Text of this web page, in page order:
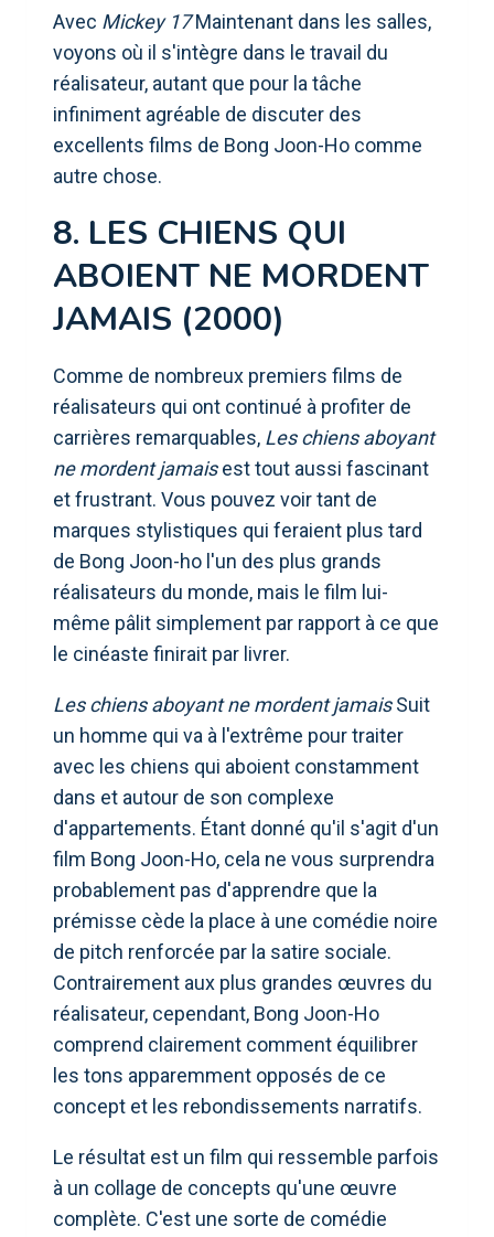
Avec Mickey 17Maintenant dans les salles,
voyons où il s'intègre dans le travail du
réalisateur, autant que pour la tâche
infiniment agréable de discuter des
excellents films de Bong Joon-Ho comme
autre chose.
8. LES CHIENS QUI
ABOIENT NE MORDENT
JAMAIS (2000)
Comme de nombreux premiers films de
réalisateurs qui ont continué à profiter de
carrières remarquables, Les chiens aboyant
ne mordent jamaisest tout aussi fascinant
et frustrant. Vous pouvez voir tant de
marques stylistiques qui feraient plus tard
de Bong Joon-ho l'un des plus grands
réalisateurs du monde, mais le film lui-
même pâlit simplement par rapport à ce que
le cinéaste finirait par livrer.
Les chiens aboyant ne mordent jamaisSuit
un homme qui va à l'extrême pour traiter
avec les chiens qui aboient constamment
dans et autour de son complexe
d'appartements. Étant donné qu'il s'agit d'un
film Bong Joon-Ho, cela ne vous surprendra
probablement pas d'apprendre que la
prémisse cède la place à une comédie noire
de pitch renforcée par la satire sociale.
Contrairement aux plus grandes œuvres du
réalisateur, cependant, Bong Joon-Ho
comprend clairement comment équilibrer
les tons apparemment opposés de ce
concept et les rebondissements narratifs.
Le résultat est un film qui ressemble parfois
à un collage de concepts qu'une œuvre
complète. C'est une sorte de comédie